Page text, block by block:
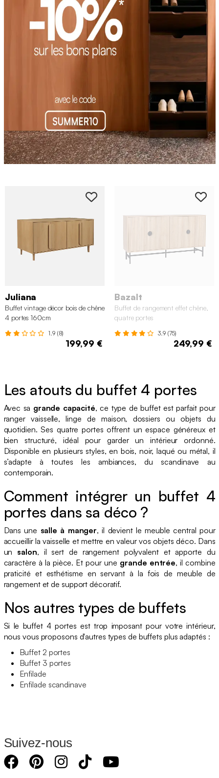
Juliana
Buffet vintage décor bois de chêne
4 portes 160cm
1.9 (8)
199,99 €
Bazalt
Buffet de rangement effet chêne,
quatre portes
3.9 (75)
249,99 €
Les atouts du buffet 4 portes
Avec sa grande capacité, ce type de buffet est parfait pour
ranger vaisselle, linge de maison, dossiers ou objets du
quotidien. Ses quatre portes offrent un espace généreux et
bien structuré, idéal pour garder un intérieur ordonné.
Disponible en plusieurs styles, en bois, noir, laqué ou métal, il
s’adapte à toutes les ambiances, du scandinave au
contemporain.
Comment intégrer un buffet 4
portes dans sa déco ?
Dans une salle à manger, il devient le meuble central pour
accueillir la vaisselle et mettre en valeur vos objets déco. Dans
un salon, il sert de rangement polyvalent et apporte du
caractère à la pièce. Et pour une grande entrée, il combine
praticité et esthétisme en servant à la fois de meuble de
rangement et de support décoratif.
Nos autres types de buffets
Si le buffet 4 portes est trop imposant pour votre intérieur,
nous vous proposons d'autres types de buffets plus adaptés :
Buffet 2 portes
Buffet 3 portes
Enfilade
Enfilade scandinave
Suivez-nous